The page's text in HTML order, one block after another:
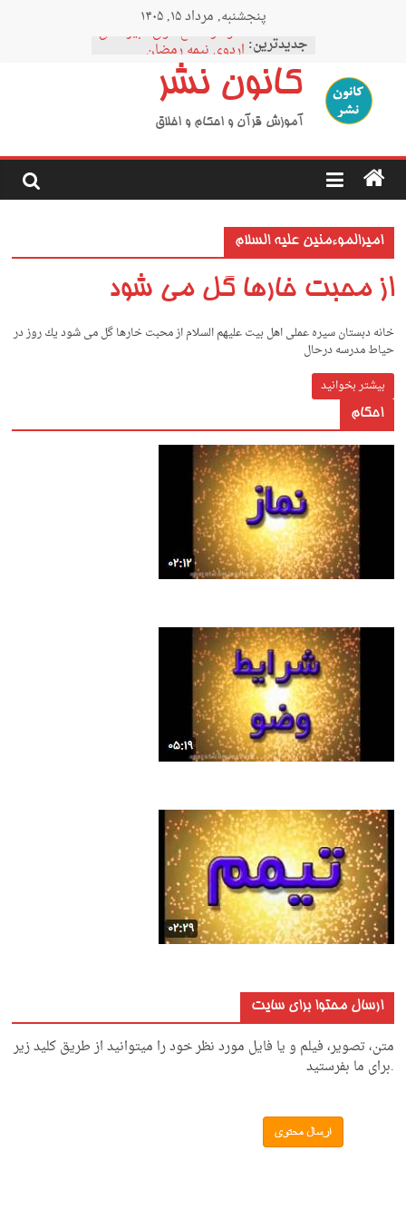
پنجشنبه, مرداد ۱۵, ۱۴۰۵
جدیدترین:
نمودار مقطع فوق دبیرستان
اردوی نیمه رمضان
اردوی نیمه شعبان
اردوی غدیر
اردوی محرم
کانون نشر
آموزش قرآن و احکام و اخلاق
امیرالموءمنین علیه السلام
از محبت خارها گل می شود
خانه دبستان سیره عملی اهل بیت علیهم السلام از محبت خارها گل می شود ﻳﻚ روز در
ﺣﻴﺎط ﻣﺪرﺳﻪ درﺣﺎل
بیشتر بخوانید
احکام
ارسال محتوا برای سایت
متن، تصویر، فیلم و یا فایل مورد نظر خود را میتوانید از طریق کلید زیر
.برای ما بفرستید